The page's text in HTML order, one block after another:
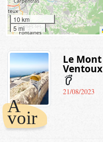
10 km
5 mi
A
voir
Le Mont
Ventoux
barefoot
21/08/2023